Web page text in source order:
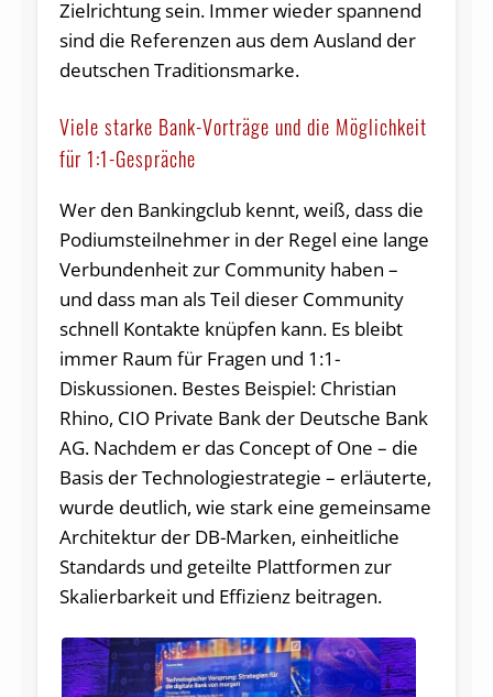
Zielrichtung sein. Immer wieder spannend
sind die Referenzen aus dem Ausland der
deutschen Traditionsmarke.
Viele starke Bank-Vorträge und die Möglichkeit
für 1:1-Gespräche
Wer den Bankingclub kennt, weiß, dass die
Podiumsteilnehmer in der Regel eine lange
Verbundenheit zur Community haben –
und dass man als Teil dieser Community
schnell Kontakte knüpfen kann. Es bleibt
immer Raum für Fragen und 1:1-
Diskussionen. Bestes Beispiel: Christian
Rhino, CIO Private Bank der Deutsche Bank
AG. Nachdem er das Concept of One – die
Basis der Technologiestrategie – erläuterte,
wurde deutlich, wie stark eine gemeinsame
Architektur der DB-Marken, einheitliche
Standards und geteilte Plattformen zur
Skalierbarkeit und Effizienz beitragen.